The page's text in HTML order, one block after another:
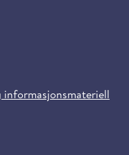
informasjonsmateriell